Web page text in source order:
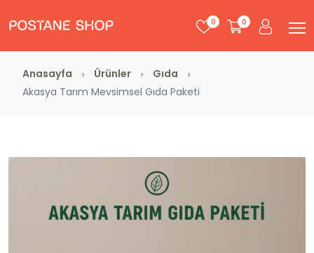
0 0
Anasayfa Ürünler
Gıda
Akasya Tarım Mevsimsel Gıda Paketi